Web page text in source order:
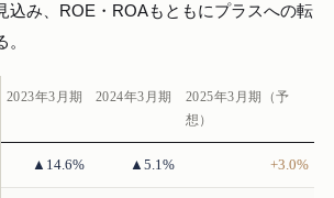
込み、ROE・ROAもともにプラスへの転
2023年3月期 2024年3月期
2025年3月期（予
想）
▲14.6% ▲5.1% +3.0%